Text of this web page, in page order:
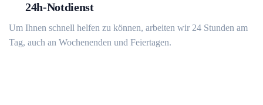
24h-Notdienst
Um Ihnen schnell helfen zu können, arbeiten wir 24 Stunden am
Tag, auch an Wochenenden und Feiertagen.